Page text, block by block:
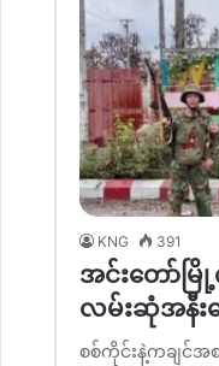
KNG 391
အင်းတော်မ
လမ်းဆုံအနီး
စစ်ကိုင်းနဲ့ကချင်